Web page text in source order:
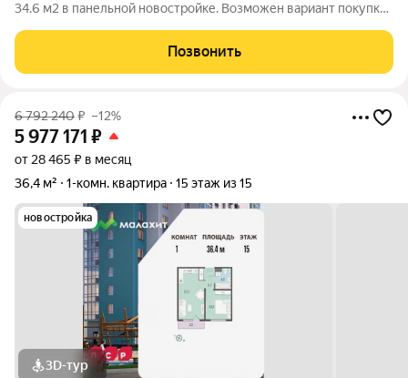
34.6 м2 в панельной новостройке. Возможен вариант покупки
кухня 16.4 м2, отделка под ключ. Квартира располагается на 2
этаже 15-этажного
Позвонить
6 792 240₽ –12%
5 977 171 ₽
от 28 465 ₽ в месяц
36,4 м²
1-комн. квартира 15 этаж из 15
новостройка
3D-тур